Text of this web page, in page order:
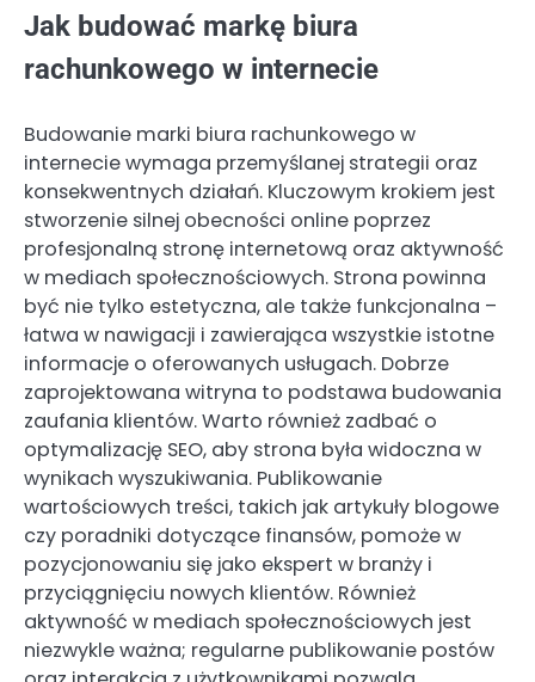
Jak budować markę biura
rachunkowego w internecie
Budowanie marki biura rachunkowego w
internecie wymaga przemyślanej strategii oraz
konsekwentnych działań. Kluczowym krokiem jest
stworzenie silnej obecności online poprzez
profesjonalną stronę internetową oraz aktywność
w mediach społecznościowych. Strona powinna
być nie tylko estetyczna, ale także funkcjonalna –
łatwa w nawigacji i zawierająca wszystkie istotne
informacje o oferowanych usługach. Dobrze
zaprojektowana witryna to podstawa budowania
zaufania klientów. Warto również zadbać o
optymalizację SEO, aby strona była widoczna w
wynikach wyszukiwania. Publikowanie
wartościowych treści, takich jak artykuły blogowe
czy poradniki dotyczące finansów, pomoże w
pozycjonowaniu się jako ekspert w branży i
przyciągnięciu nowych klientów. Również
aktywność w mediach społecznościowych jest
niezwykle ważna; regularne publikowanie postów